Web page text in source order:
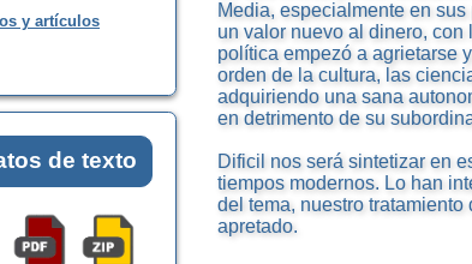
y artículos
de texto
Media, especialmente en
un valor nuevo al dinero,
política empezó a agrietarse
orden de la cultura, las
adquiriendo una sana
en detrimento de su
Dificil nos será sintetizar en
tiempos modernos. Lo han
del tema, nuestro
apretado.